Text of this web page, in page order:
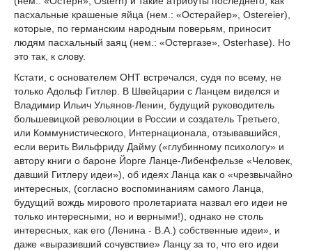
пасхальные крашеные яйца (нем.: «Остерайер», Ostereier),
которые, по германским народным поверьям, приносит
людям пасхальный заяц (нем.: «Остергазе», Osterhase). Но
это так, к слову.
Кстати, с основателем ОНТ встречался, судя по всему, не
только Адольф Гитлер. В Швейцарии с Ланцем виделся и
Владимир Ильич Ульянов-Ленин, будущий руководитель
большевицкой революции в России и создатель Третьего,
или Коммунистического, Интернационала, отзывавшийся,
если верить Вильфриду Дайму («глубинному психологу» и
автору книги о бароне Йорге Ланце-Либенфельзе «Человек,
давший Гитлеру идеи»), об идеях Ланца как о «чрезвычайно
интересных, (согласно воспоминаниям самого Ланца,
будущий вождь мирового пролетариата назвал его идеи не
только интересными, но и верными!), однако не столь
интересных, как его (Ленина - В.А.) собственные идеи», и
даже «выразивший сочувствие» Ланцу за то, что его идеи